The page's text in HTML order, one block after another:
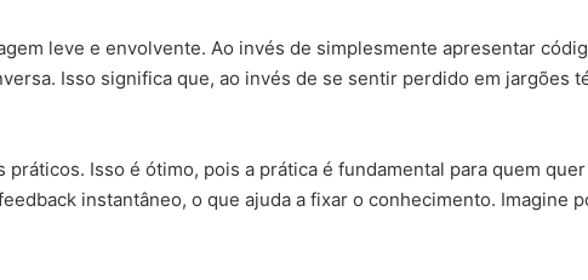
leve e envolvente. Ao invés de simplesmente apresentar
Isso significa que, ao invés de se sentir perdido em jargões
Isso é ótimo, pois a prática é fundamental para quem
instantâneo, o que ajuda a fixar o conhecimento. Imagine